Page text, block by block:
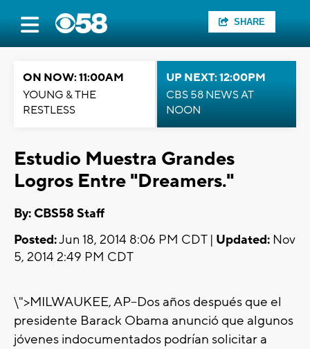
SHARE
ON NOW: 11:00AM
YOUNG & THE
RESTLESS
UP NEXT: 12:00PM
CBS 58 NEWS AT
NOON
Estudio Muestra Grandes
Logros Entre "Dreamers."
By: CBS58 Staff
Posted:Jun 18, 2014 8:06 PM CDT | Updated: Nov
5, 2014 2:49 PM CDT
\">MILWAUKEE, AP--Dos años después que el
presidente Barack Obama anunció que algunos
jóvenes indocumentados podrían solicitar a